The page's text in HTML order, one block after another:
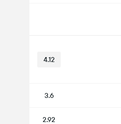
4.12
3.6
2.92